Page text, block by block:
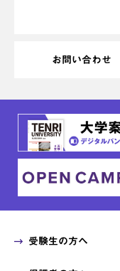
お問い合わせ
受験生の方へ